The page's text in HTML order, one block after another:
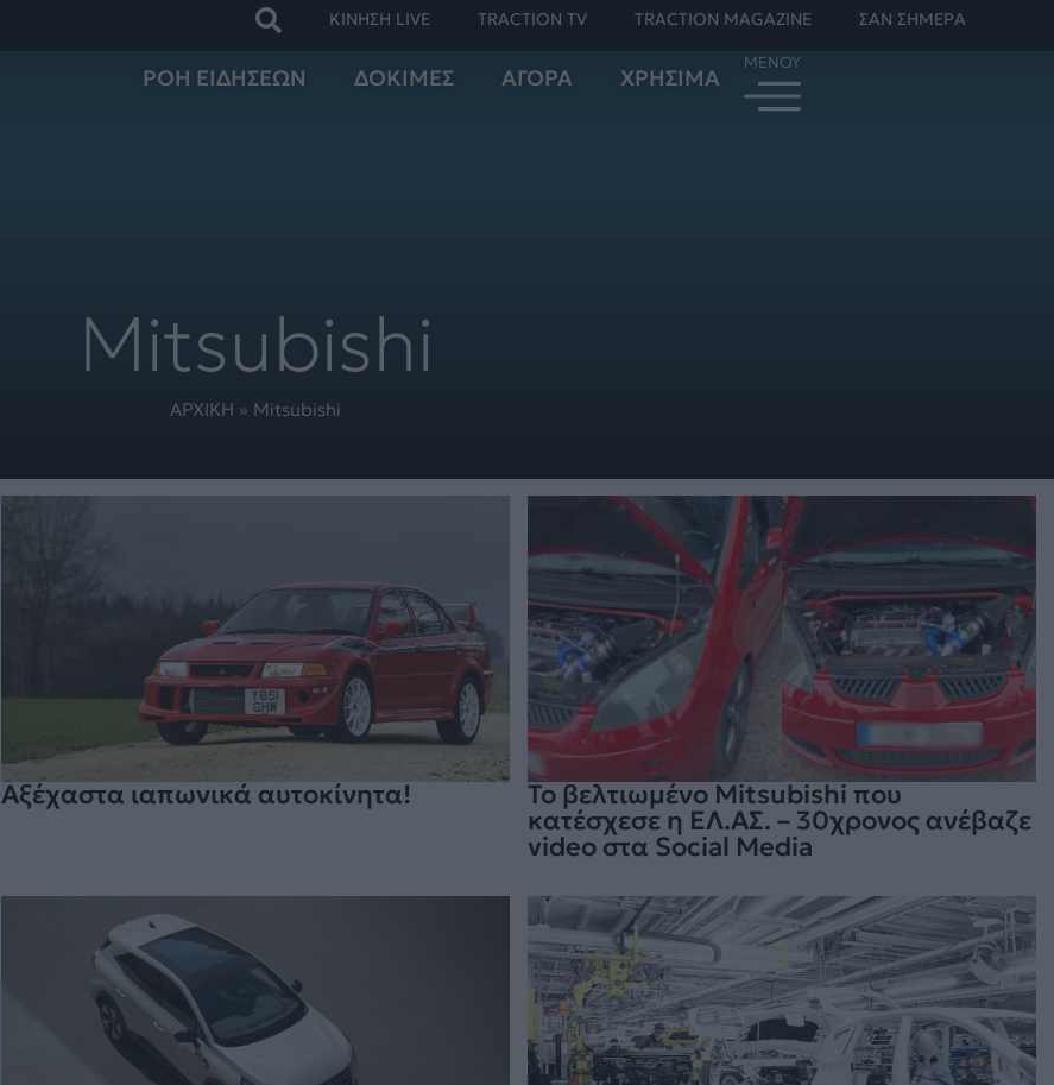
ΚΙΝΗΣΗ LIVE TRACTION TV TRACTION MAGAZINE ΣΑΝ ΣΗΜΕΡΑ
ΡΟΗ ΕΙΔΗΣΕΩΝ ΔΟΚΙΜΕΣ ΑΓΟΡΑ ΧΡΗΣΙΜΑ
Mitsubishi
ΑΡΧΙΚΗ » Mitsubishi
Αξέχαστα ιαπωνικά αυτοκίνητα!
Το βελτιωμένο Mitsubishi που
κατέσχεσε η ΕΛ.ΑΣ. – 30χρονος ανέβαζε
video στα Social Media